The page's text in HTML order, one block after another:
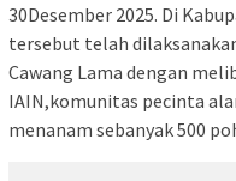
30Desember 2025. Di
tersebut telah
Cawang Lama dengan
IAIN,komunitas pecinta
menanam sebanyak 500